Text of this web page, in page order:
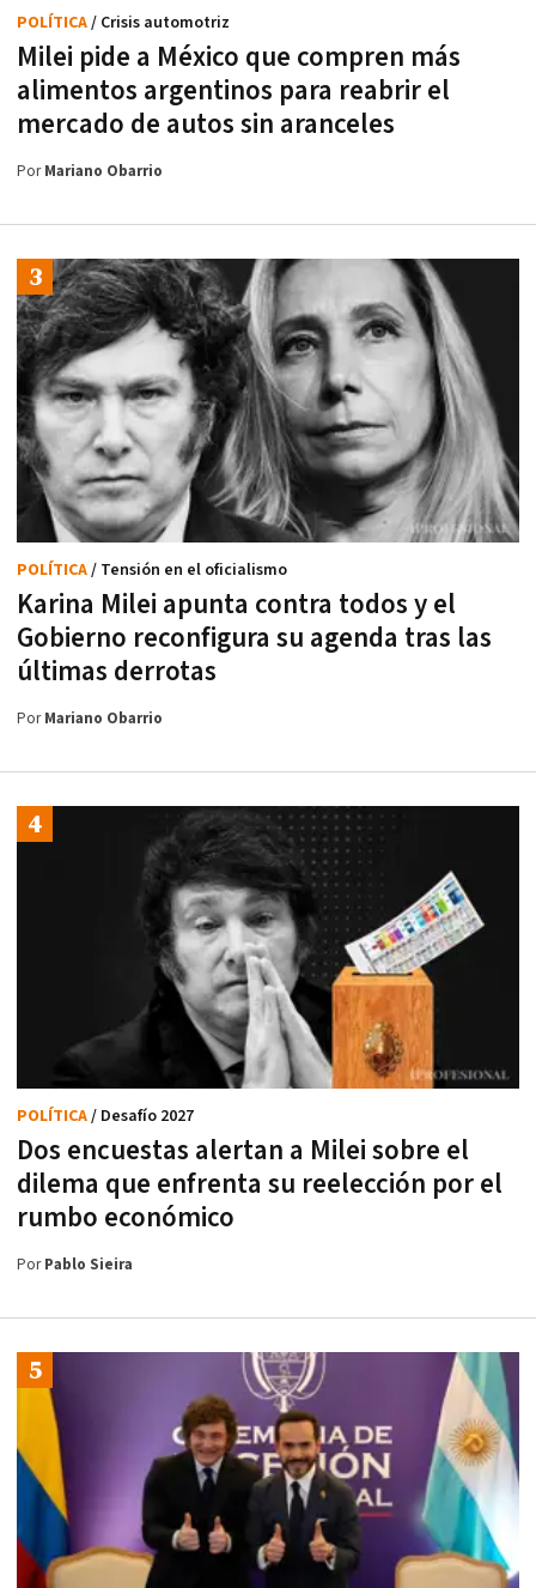
Milei pide a México que compren más
alimentos argentinos para reabrir el
mercado de autos sin aranceles
POLÍTICA/ Crisis automotriz
PorMariano Obarrio
Karina Milei apunta contra todos y el
Gobierno reconfigura su agenda tras las
últimas derrotas
POLÍTICA/ Tensión en el oficialismo
PorMariano Obarrio
Dos encuestas alertan a Milei sobre el
dilema que enfrenta su reelección por el
rumbo económico
POLÍTICA/ Desafío 2027
PorPablo Sieira